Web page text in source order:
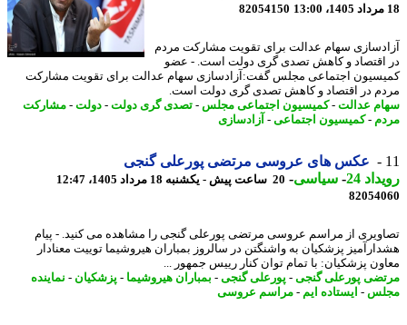
82054150
سهام عدالت برای تقویت مشارکت مردم
و کاهش تصدی گری دولت است. - عضو
اجتماعی مجلس گفت:آزادسازی سهام عدالت برای تقویت مشارکت
در اقتصاد و کاهش تصدی گری دولت است.
عدالت-کمیسیون اجتماعی مجلس-تصدی گری دولت-دولت-مشارکت
- کمیسیون اجتماعی-آزادسازی
عکس های عروسی مرتضی پورعلی گنجی
24
-سیاسی-20 ساعت پیش - یکشنبه 18 مرداد 1405، 12:47
از مراسم عروسی مرتضی پورعلی گنجی را مشاهده می کنید. - پیام
پزشکیان به واشنگتن در سالروز بمباران هیروشیما توییت معنادار
پزشکیان: با تمام توان کنار رییس جمهور ...
پورعلی گنجی-پورعلی گنجی-بمباران هیروشیما-پزشکیان-نماینده
-ایستاده ایم- مراسم عروسی